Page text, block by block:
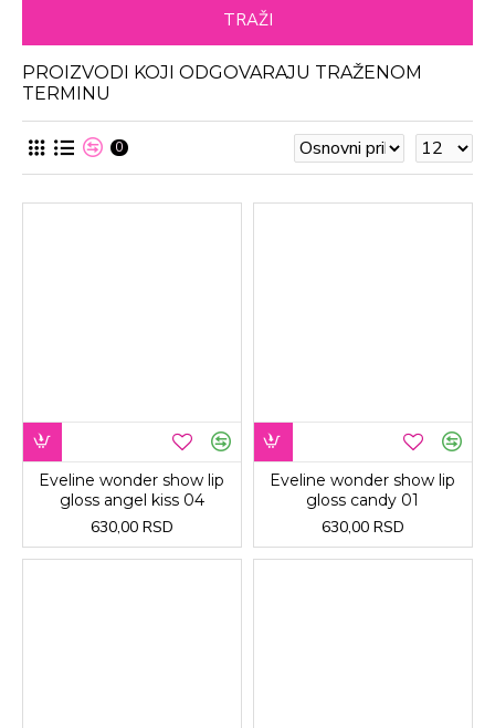
TRAŽI
PROIZVODI KOJI ODGOVARAJU TRAŽENOM
TERMINU
0
Eveline wonder show lip
gloss angel kiss 04
630,00 RSD
Eveline wonder show lip
gloss candy 01
630,00 RSD